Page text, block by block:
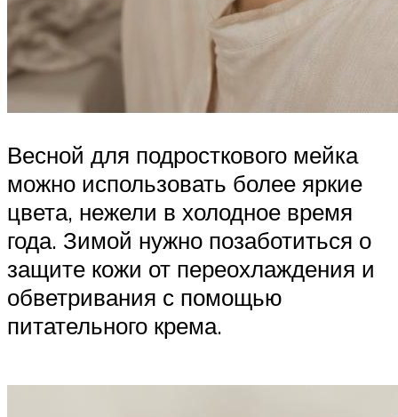
Весной для подросткового мейка
можно использовать более яркие
цвета, нежели в холодное время
года. Зимой нужно позаботиться о
защите кожи от переохлаждения и
обветривания с помощью
питательного крема.